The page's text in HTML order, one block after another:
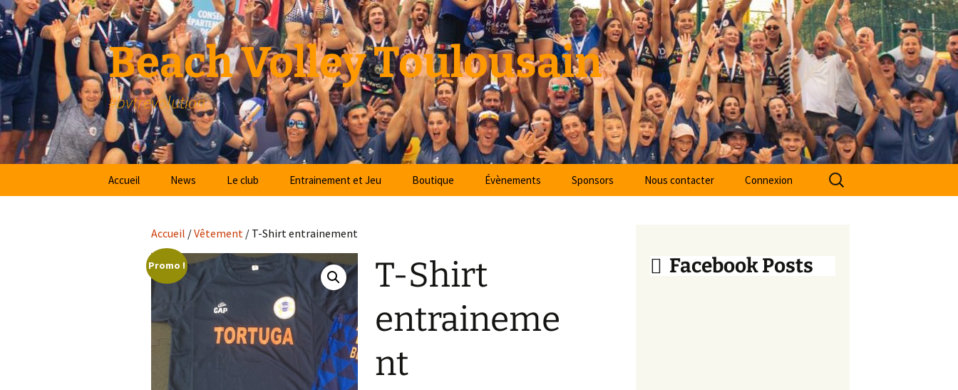
Beach Volley Toulousain
#bvtrevolution
Accueil News Le club
Le bvt aujourd’hui
Nos Projets
Documents utiles
Entrainement et Jeu
Les créneaux
Boutique Évènements Sponsors Nous contacter Connexion
Accueil /Vêtement / T-Shirt entrainement
Promo !
T-Shirt
entraineme
nt
Facebook Posts